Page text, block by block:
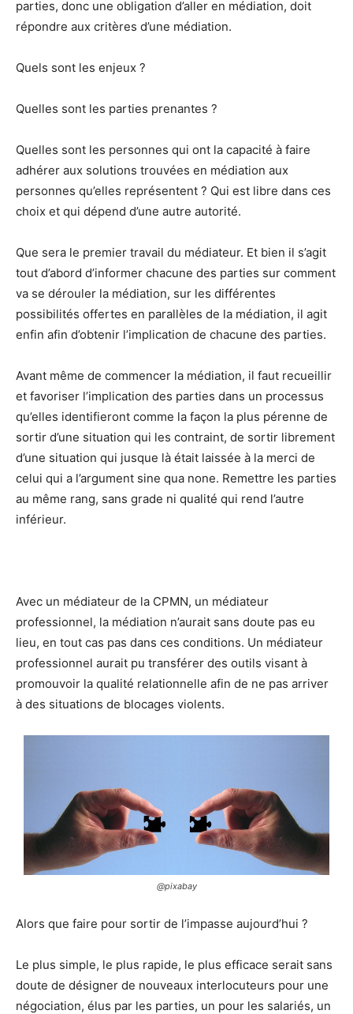
parties, donc une obligation d’aller en médiation, doit
répondre aux critères d’une médiation.
Quels sont les enjeux ?
Quelles sont les parties prenantes ?
Quelles sont les personnes qui ont la capacité à faire
adhérer aux solutions trouvées en médiation aux
personnes qu’elles représentent ? Qui est libre dans ces
choix et qui dépend d’une autre autorité.
Que sera le premier travail du médiateur. Et bien il s’agit
tout d’abord d’informer chacune des parties sur comment
va se dérouler la médiation, sur les différentes
possibilités offertes en parallèles de la médiation, il agit
enfin afin d’obtenir l’implication de chacune des parties.
Avant même de commencer la médiation, il faut recueillir
et favoriser l’implication des parties dans un processus
qu’elles identifieront comme la façon la plus pérenne de
sortir d’une situation qui les contraint, de sortir librement
d’une situation qui jusque là était laissée à la merci de
celui qui a l’argument sine qua none. Remettre les parties
au même rang, sans grade ni qualité qui rend l’autre
inférieur.
Avec un médiateur de la CPMN, un médiateur
professionnel, la médiation n’aurait sans doute pas eu
lieu, en tout cas pas dans ces conditions. Un médiateur
professionnel aurait pu transférer des outils visant à
promouvoir la qualité relationnelle afin de ne pas arriver
à des situations de blocages violents.
@pixabay
Alors que faire pour sortir de l’impasse aujourd’hui ?
Le plus simple, le plus rapide, le plus efficace serait sans
doute de désigner de nouveaux interlocuteurs pour une
négociation, élus par les parties, un pour les salariés, un